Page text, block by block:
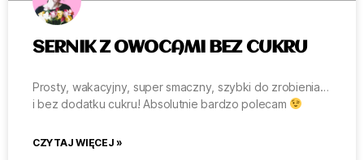
SERNIK Z OWOCAMI BEZ CUKRU
Prosty, wakacyjny, super smaczny, szybki do zrobienia…
i bez dodatku cukru! Absolutnie bardzo polecam
CZYTAJ WIĘCEJ »